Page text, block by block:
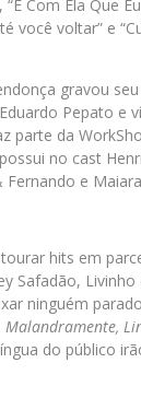
Com Ela Que
você voltar” e
gravou
Pepato e
parte da
no cast
Fernando e
hits em
Safadão,
ninguém
Malandramente,
do público